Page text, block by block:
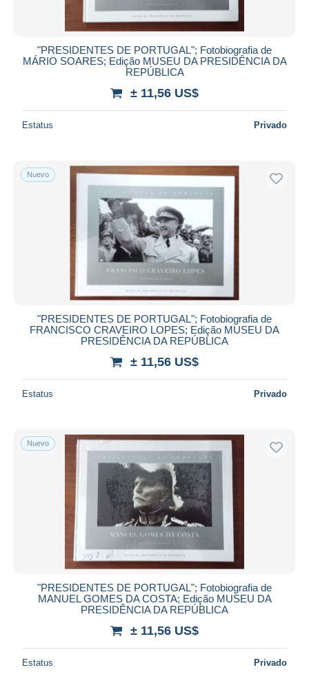
"PRESIDENTES DE PORTUGAL"; Fotobiografia de
MÁRIO SOARES; Edição MUSEU DA PRESIDÊNCIA DA
REPÚBLICA
± 11,56 US$
Estatus Privado
Nuevo
"PRESIDENTES DE PORTUGAL"; Fotobiografia de
FRANCISCO CRAVEIRO LOPES; Edição MUSEU DA
PRESIDÊNCIA DA REPÚBLICA
± 11,56 US$
Estatus Privado
Nuevo
"PRESIDENTES DE PORTUGAL"; Fotobiografia de
MANUEL GOMES DA COSTA; Edição MUSEU DA
PRESIDÊNCIA DA REPÚBLICA
± 11,56 US$
Estatus Privado